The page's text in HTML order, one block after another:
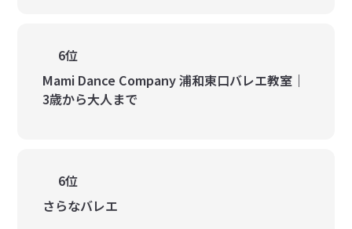
6位
Mami Dance Company 浦和東口バレエ教室｜
3歳から大人まで
6位
さらなバレエ